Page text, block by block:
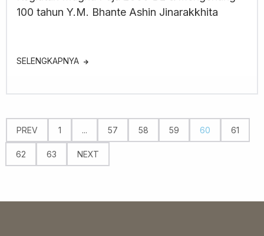
100 tahun Y.M. Bhante Ashin Jinarakkhita
SELENGKAPNYA
PREV 1 ... 57 58 59 60 61
62 63 NEXT